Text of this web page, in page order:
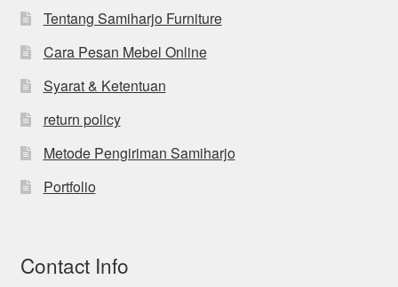
Tentang Samiharjo Furniture
Cara Pesan Mebel Online
Syarat & Ketentuan
return policy
Metode Pengiriman Samiharjo
Portfolio
Contact Info